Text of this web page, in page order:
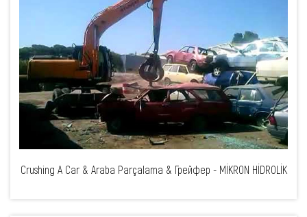
Crushing A Car & Araba Parçalama & Грейфер - MİKRON HİDROLİK